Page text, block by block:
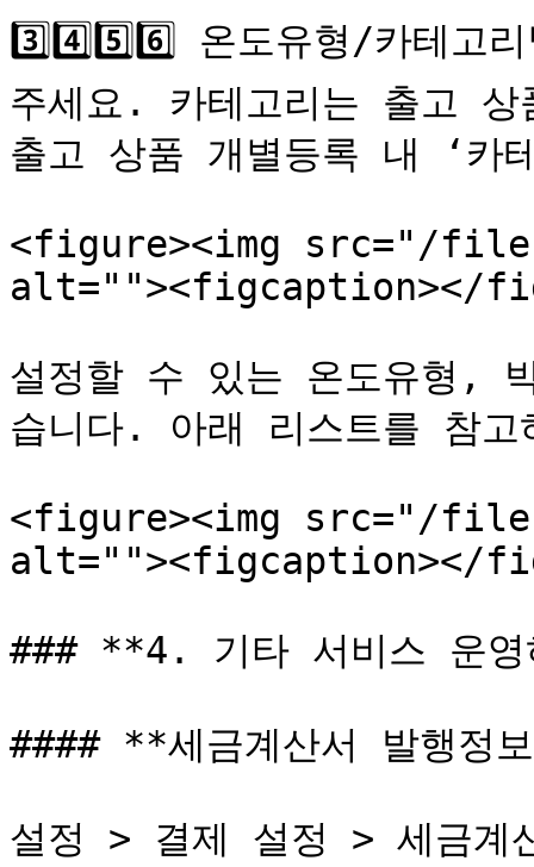
3️⃣4️⃣5️⃣6️⃣ 온도유형/카테고
주세요. 카테고리는 출고
출고 상품 개별등록 내 ‘카
<figure><img src="/
alt=""><figcaption></
설정할 수 있는 온도유형,
습니다. 아래 리스트를 참고
<figure><img src="/files/
alt=""><figcaption></
### **4. 기타 서비스 운영
#### **세금계산서 발행정
설정 > 결제 설정 > 세금계